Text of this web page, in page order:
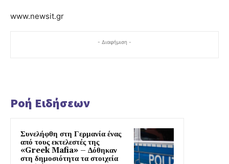
www.newsit.gr
- Διαφήμιση -
Ροή Ειδήσεων
Συνελήφθη στη Γερμανία ένας
από τους εκτελεστές της
«Greek Mafia» – Δόθηκαν
στη δημοσιότητα τα στοιχεία